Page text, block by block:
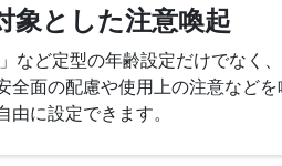
象とした注意喚起
など定型の年齢設定だけでなく
全面の配慮や使用上の注意などを
に設定できます。